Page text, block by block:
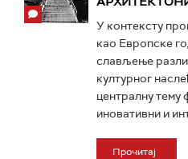
У контексту
као Европске
слављење
културног
централну тему
иновативни и
Прочитај